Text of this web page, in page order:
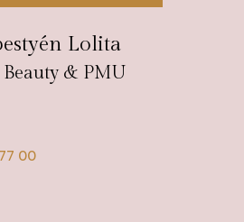
Lolita
& PMU
00